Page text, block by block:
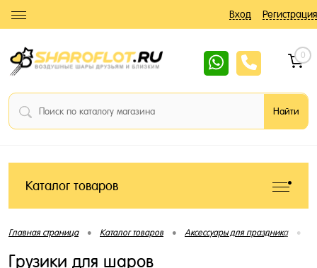
Вход Регистрация
0
Каталог товаров
Главная страница • Каталог товаров • Аксессуары для праздника •
Грузики для шаров